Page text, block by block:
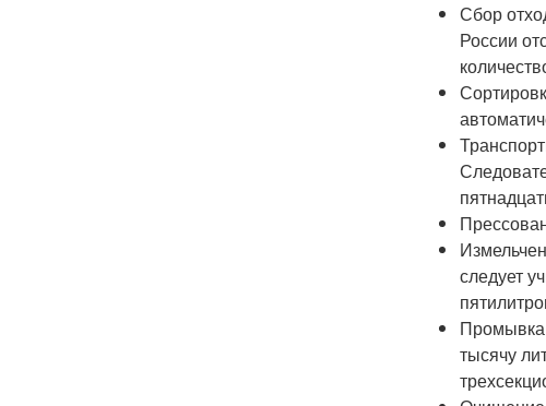
Сбор
России
следует
Промывка
тысячу